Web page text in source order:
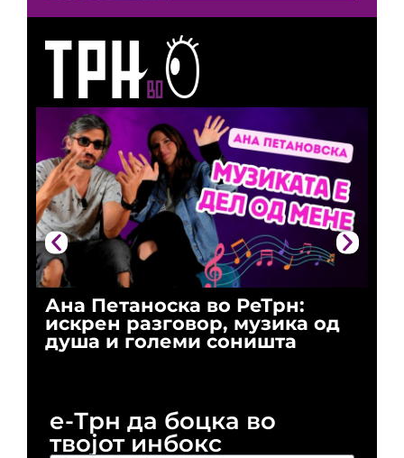
Ана Петаноска во РеТрн:
искрен разговор, музика од
душа и големи соништа
е-Трн да боцка во
твојот инбокс